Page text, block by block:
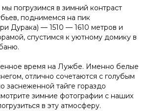
мы погрузимся в зимний контраст
поднимемся на пик
Дурака) — 1510 — 1610 метров и
спустимся к уютному домику в
время на Лужбе. Именно белые
отлично сочетаются с голубым
заснеженной тайге гораздо
зимние фотографии с наших
в эту атмосферу.